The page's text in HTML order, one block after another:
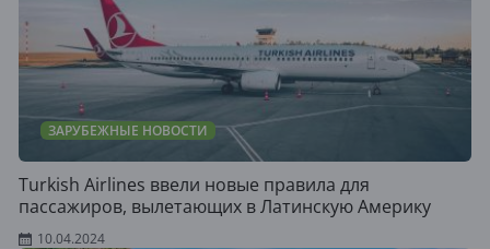
ЗАРУБЕЖНЫЕ НОВОСТИ
Turkish Airlines ввели новые правила для
пассажиров, вылетающих в Латинскую Америку
10.04.2024